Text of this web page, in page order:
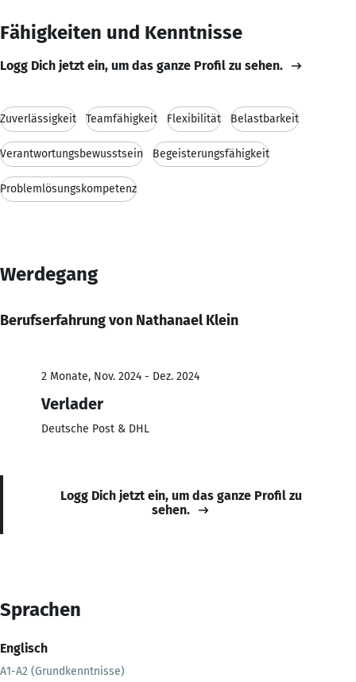
Fähigkeiten und Kenntnisse
Logg Dich jetzt ein, um das ganze Profil zu sehen.
Zuverlässigkeit Teamfähigkeit Flexibilität Belastbarkeit
Verantwortungsbewusstsein Begeisterungsfähigkeit
Problemlösungskompetenz
Werdegang
Berufserfahrung von Nathanael Klein
2 Monate, Nov. 2024 - Dez. 2024
Verlader
Deutsche Post & DHL
Logg Dich jetzt ein, um das ganze Profil zu
sehen.
Sprachen
Englisch
A1-A2 (Grundkenntnisse)